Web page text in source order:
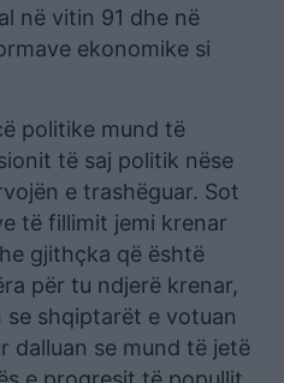
në vitin 91 dhe në
ekonomike si
politike mund të
të saj politik nëse
e trashëguar. Sot
të fillimit jemi krenar
gjithçka që është
për tu ndjerë krenar,
shqiptarët e votuan
dalluan se mund të jetë